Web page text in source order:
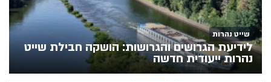
שייט נהרות
לידיעת הגרושים והגרושות: הושקה חבילת שייט
נהרות ייעודית חדשה